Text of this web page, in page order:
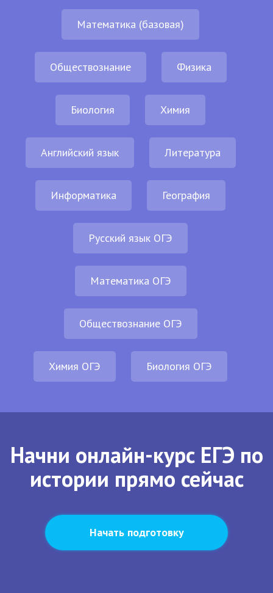
Математика (базовая)
Обществознание Физика
Биология Химия
Английский язык Литература
Информатика География
Русский язык ОГЭ
Математика ОГЭ
Обществознание ОГЭ
Химия ОГЭ Биология ОГЭ
Начни онлайн-курс ЕГЭ по
истории прямо сейчас
Начать подготовку